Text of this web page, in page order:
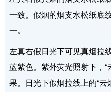
一致。假烟的烟支水松纸底
一。
左真右假日光下可见真烟拉
蓝紫色。紫外荧光照射下，
果。日光下假烟拉线上的“云